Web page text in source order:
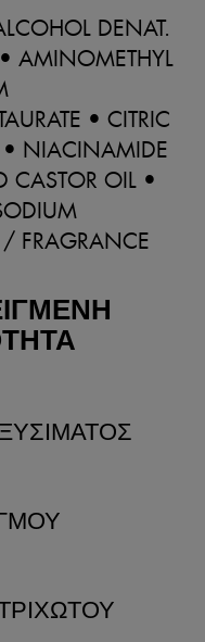
DENAT.
AMINOMETHYL
• CITRIC
• NIACINAMIDE
CASTOR OIL •
/ FRAGRANCE